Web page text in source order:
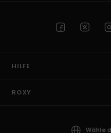
HILFE
ROXY
Wähle